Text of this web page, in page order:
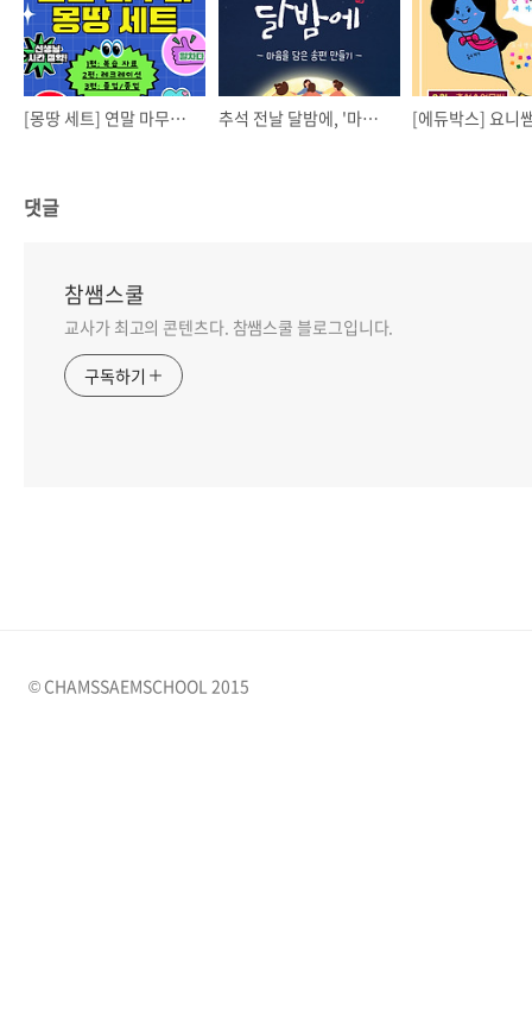
[몽땅 세트] 연말 마무리 복습 자료 1탄 추석 전날 달밤에, '마음을 담은 송편 만들기'
댓글
참쌤스쿨
교사가 최고의 콘텐츠다. 참쌤스쿨 블로그입니다.
구독하기
© CHAMSSAEMSCHOOL 2015